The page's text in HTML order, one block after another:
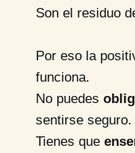
Son el residuo
Por eso la
funciona.
No puedes
sentirse seguro.
Tienes que